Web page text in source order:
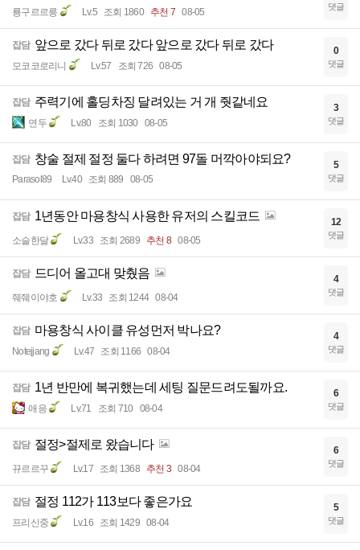
룡구르르릉 Lv.5 조회 1860 추천 7 08-05 댓글
잡담 앞으로 갔다 뒤로 갔다 앞으로 갔다 뒤로 갔다
모코코로리니 Lv.57 조회 726 08-05
0
댓글
잡담 주력기에 홀딩차징 달려있는 거 개 줫같네요
연두 Lv.80 조회 1030 08-05
3
댓글
잡담 창술 절제 절정 둘다 하려면 97돌 머깍아야되요?
Parasol89 Lv.40 조회 889 08-05
5
댓글
잡담 1년동안 마용창식 사용한 유저의 스킬코드
소슬한달 Lv.33 조회 2689 추천 8 08-05
12
댓글
잡담 드디어 올고대 맞췄음
줴줴이야호 Lv.33 조회 1244 08-04
4
댓글
잡담 마용창식 사이클 유성먼저 박나요?
Notejjang Lv.47 조회 1166 08-04
4
댓글
잡담 1년 반만에 복귀했는데 세팅 질문드려도될까요.
애응 Lv.71 조회 710 08-04
6
댓글
잡담 절정>절제로 왔습니다
뀨르르꾸 Lv.17 조회 1368 추천 3 08-04
6
댓글
잡담 절정 112가 113보다 좋은가요
프리신중 Lv.16 조회 1429 08-04
5
댓글